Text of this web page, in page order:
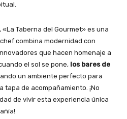
Taberna del Gourmet» es una
combina modernidad con
que hacen homenaje a
el sol se pone, los bares de
un ambiente perfecto para
de acompañamiento. ¡No
de vivir esta experiencia única